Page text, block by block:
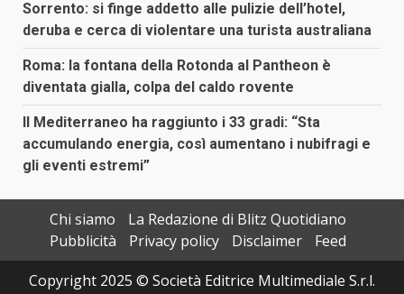
Sorrento: si finge addetto alle pulizie dell’hotel,
deruba e cerca di violentare una turista australiana
Roma: la fontana della Rotonda al Pantheon è
diventata gialla, colpa del caldo rovente
Il Mediterraneo ha raggiunto i 33 gradi: “Sta
accumulando energia, così aumentano i nubifragi e
gli eventi estremi”
Chi siamo
La Redazione di Blitz Quotidiano
Pubblicità
Privacy policy Disclaimer
Feed
Copyright 2025 © Società Editrice Multimediale S.r.l.